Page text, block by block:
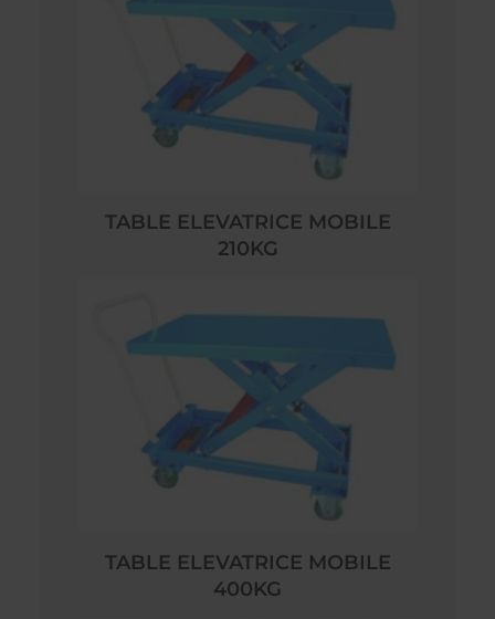
TABLE ELEVATRICE MOBILE
210KG
TABLE ELEVATRICE MOBILE
400KG